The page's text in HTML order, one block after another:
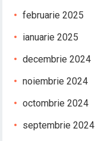
februarie 2025
ianuarie 2025
decembrie 2024
noiembrie 2024
octombrie 2024
septembrie 2024